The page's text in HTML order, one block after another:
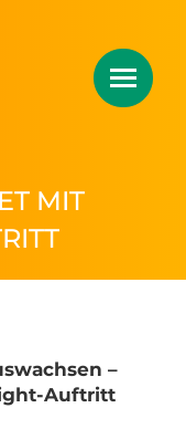
MIT
–
Auftritt